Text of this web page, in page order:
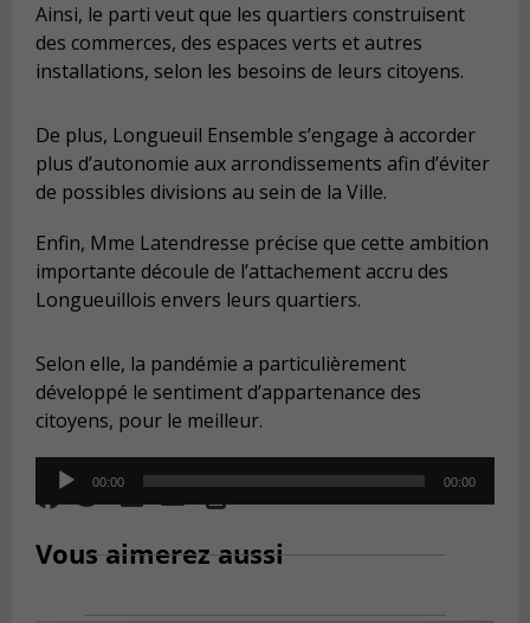
Ainsi, le parti veut que les quartiers construisent
des commerces, des espaces verts et autres
installations, selon les besoins de leurs citoyens.
De plus, Longueuil Ensemble s’engage à accorder
plus d’autonomie aux arrondissements afin d’éviter
de possibles divisions au sein de la Ville.
Enfin, Mme Latendresse précise que cette ambition
importante découle de l’attachement accru des
Longueuillois envers leurs quartiers.
Selon elle, la pandémie a particulièrement
développé le sentiment d’appartenance des
citoyens, pour le meilleur.
Audio
Player
00:00 00:00
Vous aimerez aussi